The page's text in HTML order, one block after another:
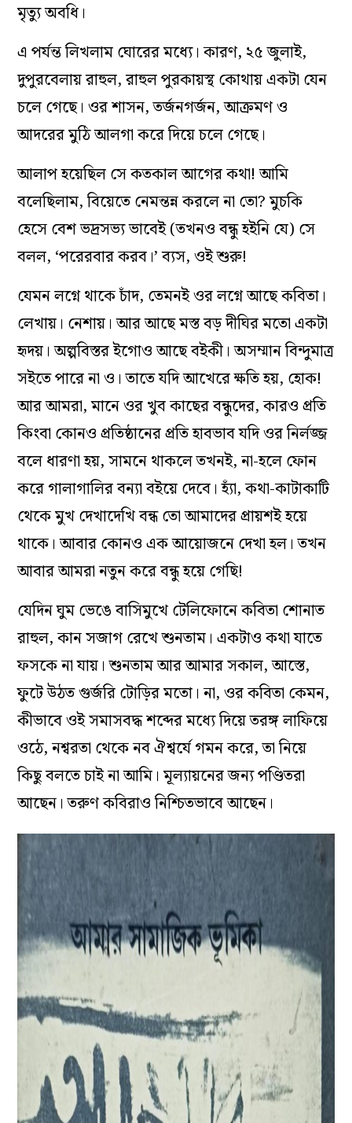
মৃত্যু অবধি।
এ পর্যন্ত লিখলাম ঘোরের মধ্যে। কারণ, ২৫ জুলাই,
দুপুরবেলায় রাহুল, রাহুল পুরকায়স্থ কোথায় একটা যেন
চলে গেছে। ওর শাসন, তর্জনগর্জন, আক্রমণ ও
আদরের মুঠি আলগা করে দিয়ে চলে গেছে।
আলাপ হয়েছিল সে কতকাল আগের কথা! আমি
বলেছিলাম, বিয়েতে নেমন্তন্ন করলে না তো? মুচকি
হেসে বেশ ভদ্রসভ্য ভাবেই (তখনও বন্ধু হইনি যে) সে
বলল, ‘পরেরবার করব।’ ব্যস, ওই শুরু!
যেমন লগ্নে থাকে চাঁদ, তেমনই ওর লগ্নে আছে কবিতা।
লেখায়। নেশায়। আর আছে মস্ত বড় দীঘির মতো একটা
হৃদয়। অল্পবিস্তর ইগোও আছে বইকী। অসম্মান বিন্দুমাত্র
সইতে পারে না ও। তাতে যদি আখেরে ক্ষতি হয়, হোক!
আর আমরা, মানে ওর খুব কাছের বন্ধুদের, কারও প্রতি
কিংবা কোনও প্রতিষ্ঠানের প্রতি হাবভাব যদি ওর নির্লজ্জ
বলে ধারণা হয়, সামনে থাকলে তখনই, না-হলে ফোন
করে গালাগালির বন্যা বইয়ে দেবে। হ্যাঁ, কথা-কাটাকাটি
থেকে মুখ দেখাদেখি বন্ধ তো আমাদের প্রায়শই হয়ে
থাকে। আবার কোনও এক আয়োজনে দেখা হল। তখন
আবার আমরা নতুন করে বন্ধু হয়ে গেছি!
যেদিন ঘুম ভেঙে বাসিমুখে টেলিফোনে কবিতা শোনাত
রাহুল, কান সজাগ রেখে শুনতাম। একটাও কথা যাতে
ফসকে না যায়। শুনতাম আর আমার সকাল, আস্তে,
ফুটে উঠত গুর্জরি টোড়ির মতো। না, ওর কবিতা কেমন,
কীভাবে ওই সমাসবদ্ধ শব্দের মধ্যে দিয়ে তরঙ্গ লাফিয়ে
ওঠে, নশ্বরতা থেকে নব ঐশ্বর্যে গমন করে, তা নিয়ে
কিছু বলতে চাই না আমি। মূল্যায়নের জন্য পণ্ডিতরা
আছেন। তরুণ কবিরাও নিশ্চিতভাবে আছেন।